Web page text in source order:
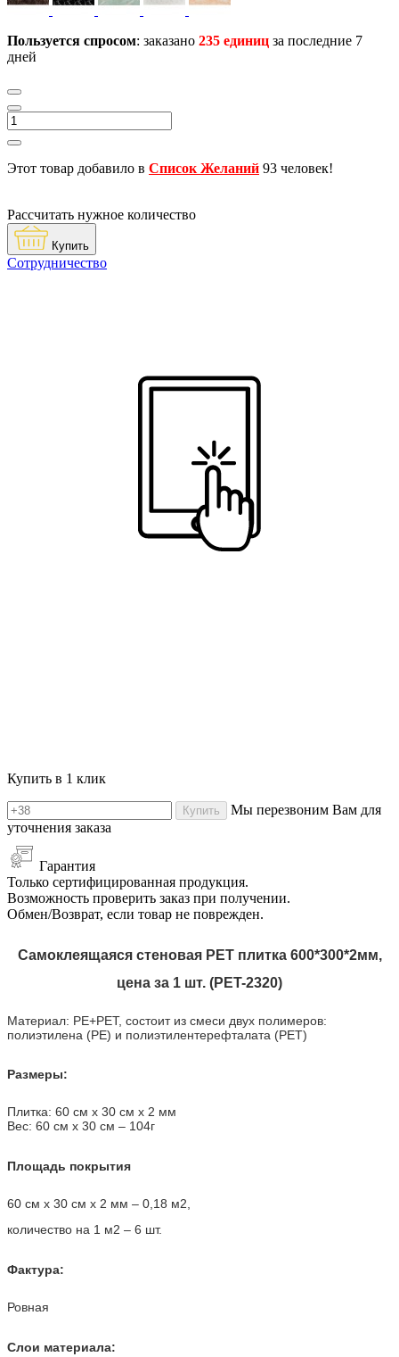
Пользуется спросом: заказано 235 единиц за последние 7
дней
Этот товар добавило в Список Желаний 93 человек!
Рассчитать нужное количество
Купить
Сотрудничество
Купить в 1 клик
Купить
Мы перезвоним Вам для
уточнения заказа
Гарантия
Только сертифицированная продукция.
Возможность проверить заказ при получении.
Обмен/Возврат, если товар не поврежден.
Самоклеящаяся стеновая PET плитка 600*300*2мм,
цена за 1 шт. (PET-2320)
Материал: PE+PET, состоит из смеси двух полимеров:
полиэтилена (PE) и полиэтилентерефталата (PET)
Размеры:
Плитка: 60 см х 30 см х 2 мм
Вес: 60 см х 30 см – 104г
Площадь покрытия
60 см х 30 см х 2 мм – 0,18 м2,
количество на 1 м2 – 6 шт.
Фактура:
Ровная
Слои материала: